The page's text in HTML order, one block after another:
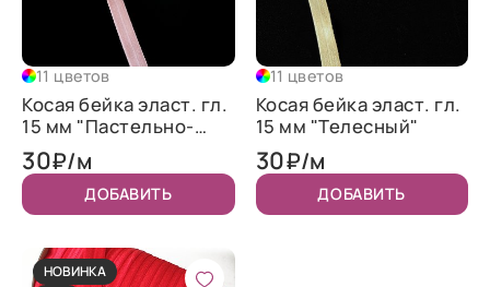
11 цветов
Косая бейка эласт. гл.
15 мм "Пастельно-
розовый"
30₽/м
ДОБАВИТЬ
11 цветов
Косая бейка эласт. гл.
15 мм "Телесный"
30₽/м
ДОБАВИТЬ
НОВИНКА